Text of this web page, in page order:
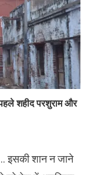
शहीद परशुराम और
इसकी शान न जाने